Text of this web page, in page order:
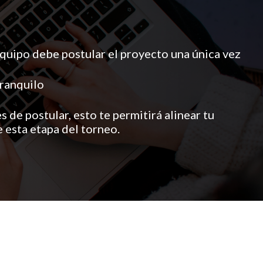
debe postular el proyecto una única vez
de postular, esto te permitirá alinear tu
etapa del torneo.